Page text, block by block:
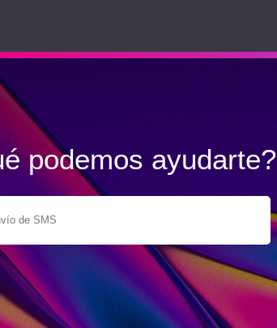
podemos ayudarte?